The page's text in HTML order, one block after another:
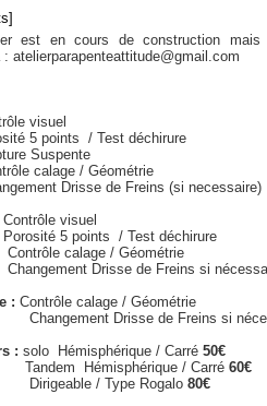
est en cours de construction
atelierparapenteattitude@gmail.com
visuel
5 points / Test déchirure
/ Géométrie
de Freins (si necessaire)
Contrôle visuel
5 points / Test déchirure
/ Géométrie
de Freins si nécessaire
: Contrôle calage / Géométrie
Drisse de Freins si
: solo Hémisphérique / Carré 50€
/ Carré 60€
Type Rogalo 80€